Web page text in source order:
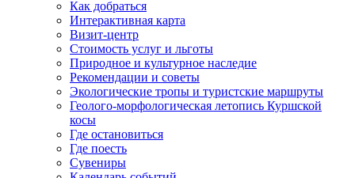
Как добраться
Интерактивная карта
Визит-центр
Стоимость услуг и льготы
Природное и культурное наследие
Рекомендации и советы
Экологические тропы и туристские маршруты
Геолого-морфологическая летопись Куршской
косы
Где остановиться
Где поесть
Сувениры